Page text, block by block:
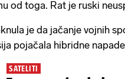
od toga. Rat je ruski
je da jačanje vojnih
pojačala hibridne
SATELITI